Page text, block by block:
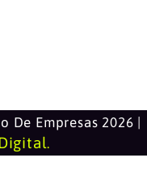
De Empresas 2026 |
.